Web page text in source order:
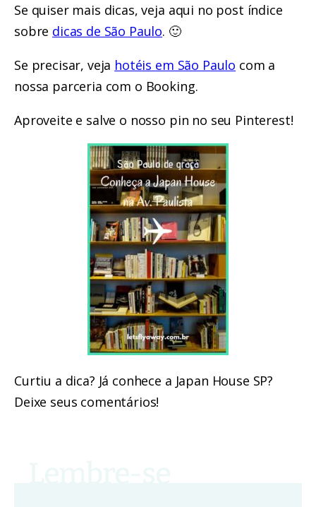
Se quiser mais dicas, veja aqui no post índice
sobre dicas de São Paulo. 🙂
Se precisar, veja hotéis em São Paulo com a
nossa parceria com o Booking.
Aproveite e salve o nosso pin no seu Pinterest!
Curtiu a dica? Já conhece a Japan House SP?
Deixe seus comentários!